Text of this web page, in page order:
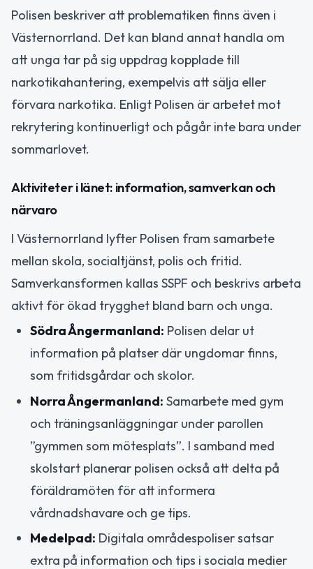
Polisen beskriver att problematiken finns även i
Västernorrland. Det kan bland annat handla om
att unga tar på sig uppdrag kopplade till
narkotikahantering, exempelvis att sälja eller
förvara narkotika. Enligt Polisen är arbetet mot
rekrytering kontinuerligt och pågår inte bara under
sommarlovet.
Aktiviteter i länet: information, samverkan och
närvaro
I Västernorrland lyfter Polisen fram samarbete
mellan skola, socialtjänst, polis och fritid.
Samverkansformen kallas SSPF och beskrivs arbeta
aktivt för ökad trygghet bland barn och unga.
Södra Ångermanland: Polisen delar ut
information på platser där ungdomar finns,
som fritidsgårdar och skolor.
Norra Ångermanland: Samarbete med gym
och träningsanläggningar under parollen
”gymmen som mötesplats”. I samband med
skolstart planerar polisen också att delta på
föräldramöten för att informera
vårdnadshavare och ge tips.
Medelpad: Digitala områdespoliser satsar
extra på information och tips i sociala medier